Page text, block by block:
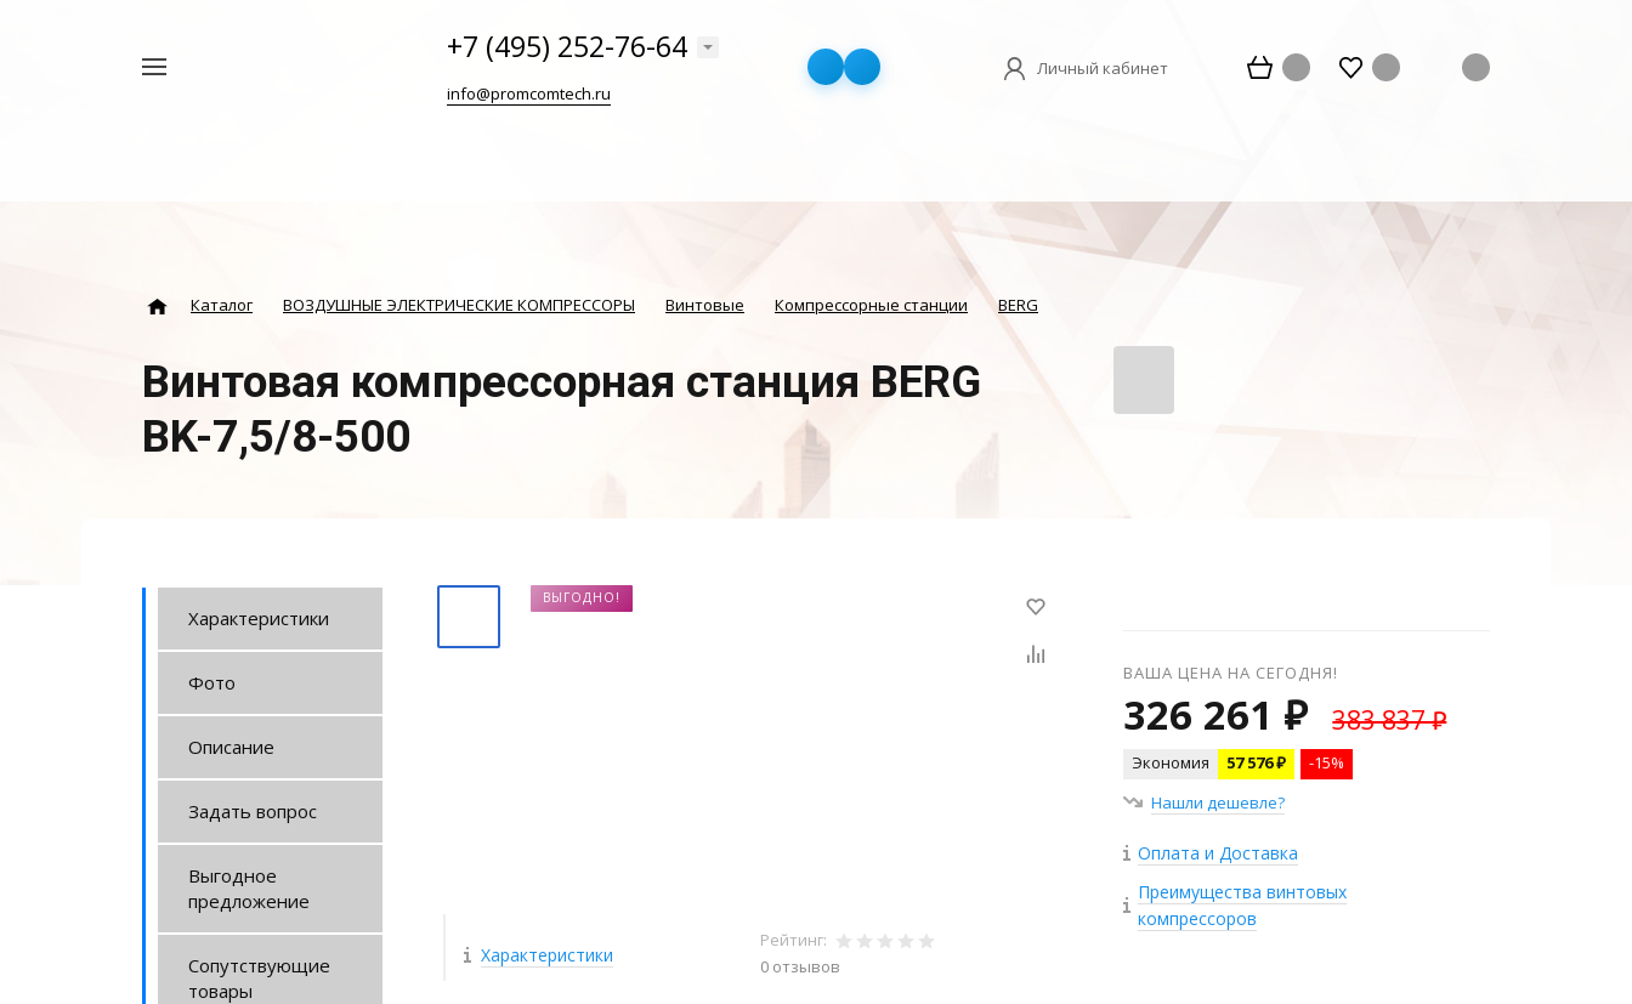
+7 (495) 252-76-64
info@promcomtech.ru
Личный кабинет
Каталог ВОЗДУШНЫЕ ЭЛЕКТРИЧЕСКИЕ КОМПРЕССОРЫ Винтовые Компрессорные станции BERG
Винтовая компрессорная станция BERG
BK-7,5/8-500
Характеристики
Фото
Описание
Задать вопрос
Выгодное
предложение
Сопутствующие
товары
ВЫГОДНО!
Характеристики
Рейтинг:
0 отзывов
ВАША ЦЕНА НА СЕГОДНЯ!
326 261 ₽ 383 837 ₽
Экономия 57 576 ₽
-15%
Нашли дешевле?
Оплата и Доставка
Преимущества винтовых
компрессоров